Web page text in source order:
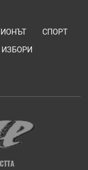
СПОРТ
ИЗБОРИ